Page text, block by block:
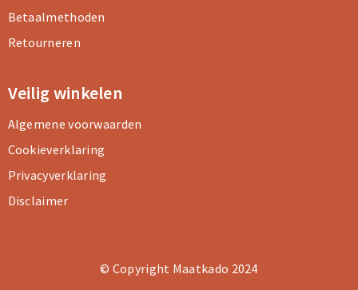
Betaalmethoden
Retourneren
Veilig winkelen
Algemene voorwaarden
Cookieverklaring
Privacyverklaring
Disclaimer
© Copyright Maatkado 2024